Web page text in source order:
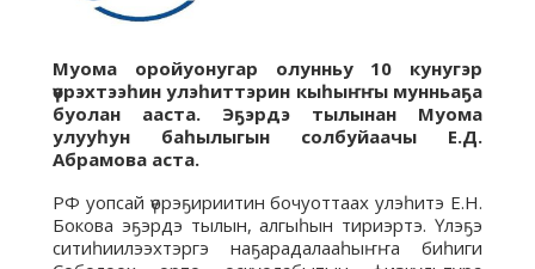
Муома оройуонугар олунньу 10 кунугэр
үөрэхтээһин улэһиттэрин кыһыҥҥы мунньаҕа
буолан ааста. Эҕэрдэ тылынан Муома
улууһун баһылыгын солбуйаачы Е.Д.
Абрамова аста.
РФ уопсай үөрэҕириитин бочуоттаах улэһитэ Е.Н.
Бокова эҕэрдэ тылын, алгыһын тириэртэ. Үлэҕэ
ситиһиилээхтэргэ наҕарадалааһыҥҥа биһиги